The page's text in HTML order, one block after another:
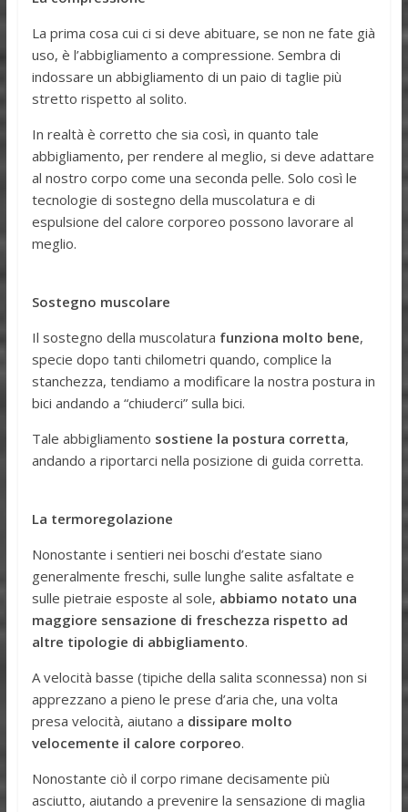
La prima cosa cui ci si deve abituare, se non ne fate già
uso, è l’abbigliamento a compressione. Sembra di
indossare un abbigliamento di un paio di taglie più
stretto rispetto al solito.
In realtà è corretto che sia così, in quanto tale
abbigliamento, per rendere al meglio, si deve adattare
al nostro corpo come una seconda pelle. Solo così le
tecnologie di sostegno della muscolatura e di
espulsione del calore corporeo possono lavorare al
meglio.
Sostegno muscolare
Il sostegno della muscolatura funziona molto bene,
specie dopo tanti chilometri quando, complice la
stanchezza, tendiamo a modificare la nostra postura in
bici andando a “chiuderci” sulla bici.
Tale abbigliamento sostiene la postura corretta,
andando a riportarci nella posizione di guida corretta.
La termoregolazione
Nonostante i sentieri nei boschi d’estate siano
generalmente freschi, sulle lunghe salite asfaltate e
sulle pietraie esposte al sole, abbiamo notato una
maggiore sensazione di freschezza rispetto ad
altre tipologie di abbigliamento.
A velocità basse (tipiche della salita sconnessa) non si
apprezzano a pieno le prese d’aria che, una volta
presa velocità, aiutano a dissipare molto
velocemente il calore corporeo.
Nonostante ciò il corpo rimane decisamente più
asciutto, aiutando a prevenire la sensazione di maglia